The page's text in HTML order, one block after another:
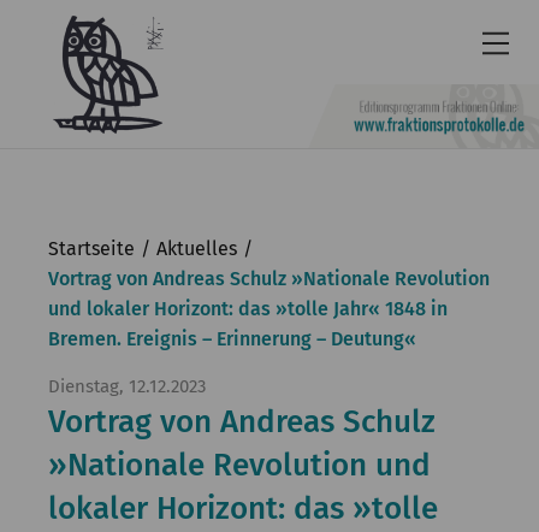
Barrierefrei
Leichte
Sprache
English
KGParl
Aktuelles
Startseite
Aktuelles
Vortrag von Andreas Schulz »Nationale Revolution
und lokaler Horizont: das »tolle Jahr« 1848 in
Bremen. Ereignis – Erinnerung – Deutung«
Dienstag, 12.12.2023
Vortrag von Andreas Schulz
»Nationale Revolution und
lokaler Horizont: das »tolle